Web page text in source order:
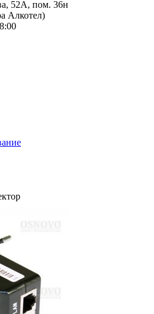
52А, пом. 36н
Алкотел)